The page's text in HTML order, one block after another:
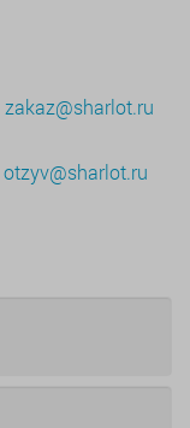
zakaz@sharlot.ru
otzyv@sharlot.ru